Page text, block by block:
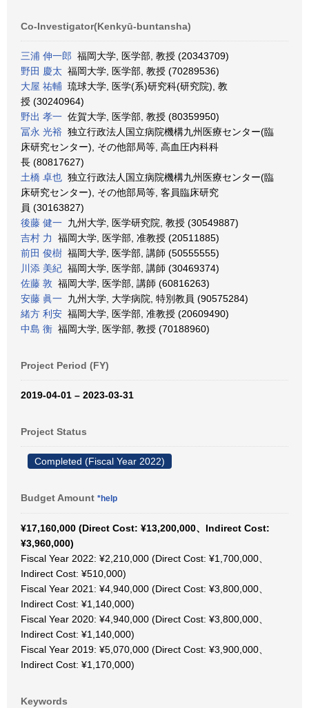
Co-Investigator(Kenkyū-buntansha)
三浦 伸一郎 福岡大学, 医学部, 教授 (20343709)
野田 慶太 福岡大学, 医学部, 教授 (70289536)
大屋 祐輔 琉球大学, 医学(系)研究科(研究院), 教
授 (30240964)
野出 孝一 佐賀大学, 医学部, 教授 (80359950)
冨永 光裕 独立行政法人国立病院機構九州医療センター(臨
床研究センター), その他部局等, 高血圧内科科
長 (80817627)
土橋 卓也 独立行政法人国立病院機構九州医療センター(臨
床研究センター), その他部局等, 客員臨床研究
員 (30163827)
後藤 健一 九州大学, 医学研究院, 教授 (30549887)
吉村 力
福岡大学, 医学部, 准教授 (20511885)
前田 俊樹 福岡大学, 医学部, 講師 (50555555)
川添 美紀 福岡大学, 医学部, 講師 (30469374)
佐藤 敦 福岡大学, 医学部, 講師 (60816263)
安藤 眞一 九州大学, 大学病院, 特別教員 (90575284)
緒方 利安 福岡大学, 医学部, 准教授 (20609490)
中島 衡 福岡大学, 医学部, 教授 (70188960)
Project Period (FY)
2019-04-01 – 2023-03-31
Project Status
Completed (Fiscal Year 2022)
Budget Amount *help
¥17,160,000 (Direct Cost: ¥13,200,000、Indirect Cost:
¥3,960,000)
Fiscal Year 2022: ¥2,210,000 (Direct Cost: ¥1,700,000、
Indirect Cost: ¥510,000)
Fiscal Year 2021: ¥4,940,000 (Direct Cost: ¥3,800,000、
Indirect Cost: ¥1,140,000)
Fiscal Year 2020: ¥4,940,000 (Direct Cost: ¥3,800,000、
Indirect Cost: ¥1,140,000)
Fiscal Year 2019: ¥5,070,000 (Direct Cost: ¥3,900,000、
Indirect Cost: ¥1,170,000)
Keywords